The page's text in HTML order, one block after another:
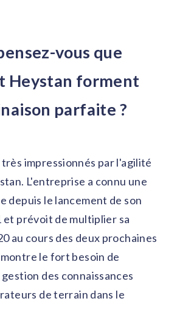
vous que
Heystan forment
parfaite ?
impressionnés par l'agilité
L'entreprise a connu une
depuis le lancement de son
et prévoit de multiplier sa
au cours des deux prochaines
le fort besoin de
des connaissances
de terrain dans le